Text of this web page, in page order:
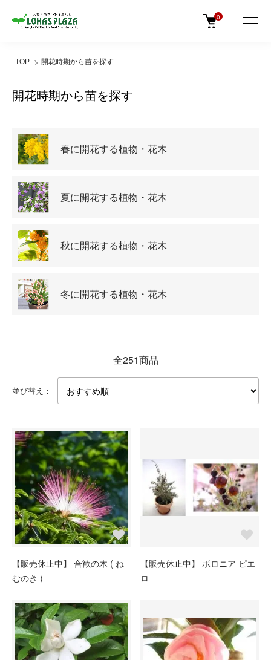
0
TOP 開花時期から苗を探す
開花時期から苗を探す
春に開花する植物・花木
夏に開花する植物・花木
秋に開花する植物・花木
冬に開花する植物・花木
全251商品
並び替え：
【販売休止中】 合歓の木 ( ね
むのき )
【販売休止中】 ボロニア ピエ
ロ